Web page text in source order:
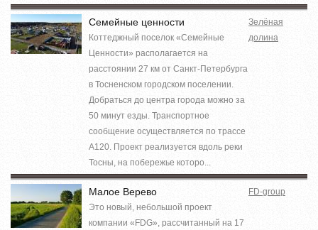
Семейные ценности
Коттеджный поселок «Семейные
Ценности» располагается на
расстоянии 27 км от Санкт-Петербурга
в Тосненском городском поселении.
Добраться до центра города можно за
50 минут езды. Транспортное
сообщение осуществляется по трассе
А120. Проект реализуется вдоль реки
Тосны, на побережье которо...
Зелёная
долина
Малое Верево
Это новый, небольшой проект
компании «FDG», рассчитанный на 17
FD-group